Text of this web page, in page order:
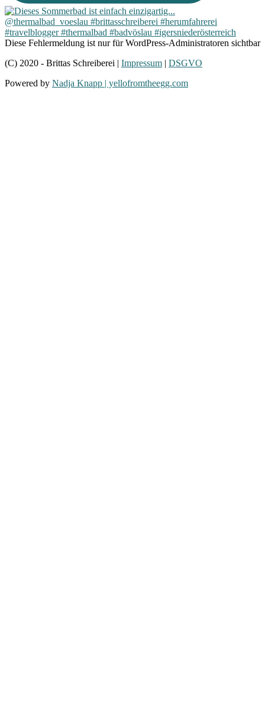
Diese Fehlermeldung ist nur für WordPress-Administratoren sichtbar
(C) 2020 - Brittas Schreiberei | Impressum | DSGVO
Powered by Nadja Knapp | yellofromtheegg.com